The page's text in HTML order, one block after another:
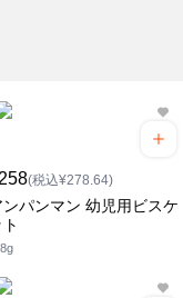
(税込¥278.64)
ンパンマン 幼児用ビスケ
ト